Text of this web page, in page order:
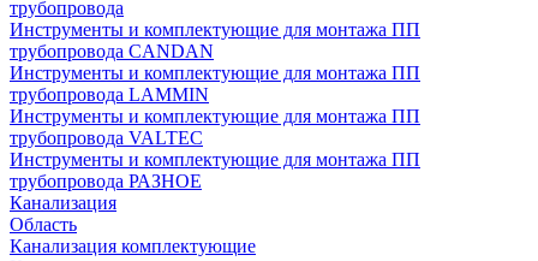
трубопровода
Инструменты и комплектующие для монтажа ПП
трубопровода CANDAN
Инструменты и комплектующие для монтажа ПП
трубопровода LAMMIN
Инструменты и комплектующие для монтажа ПП
трубопровода VALTEC
Инструменты и комплектующие для монтажа ПП
трубопровода РАЗНОЕ
Канализация
Область
Канализация комплектующие